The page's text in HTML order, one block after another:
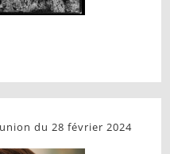
du 28 février 2024